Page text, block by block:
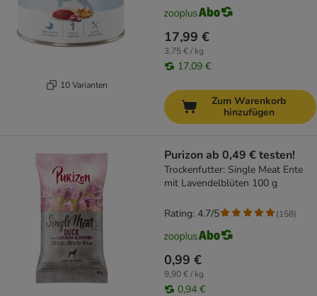
10 Varianten
17,99 €
3,75 € / kg
17,09 €
Zum Warenkorb
hinzufügen
Purizon ab 0,49 € testen!
Trockenfutter: Single Meat Ente
mit Lavendelblüten 100 g
0,99 €
9,90 € / kg
0,94 €
Rating: 4.7/5 (158)